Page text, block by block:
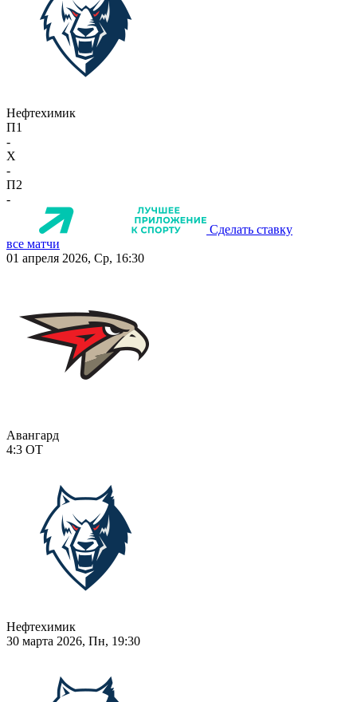
Нефтехимик
П1
-
X
-
П2
-
Сделать ставку
все матчи
01 апреля 2026, Ср, 16:30
Авангард
4:3 ОТ
Нефтехимик
30 марта 2026, Пн, 19:30